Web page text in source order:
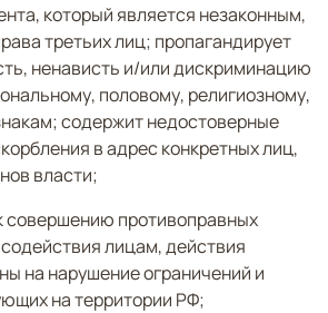
который является незаконным,
третьих лиц; пропагандирует
ненависть и/или дискриминацию
половому, религиозному,
содержит недостоверные
в адрес конкретных лиц,
власти;
совершению противоправных
лицам, действия
на нарушение ограничений и
на территории РФ;